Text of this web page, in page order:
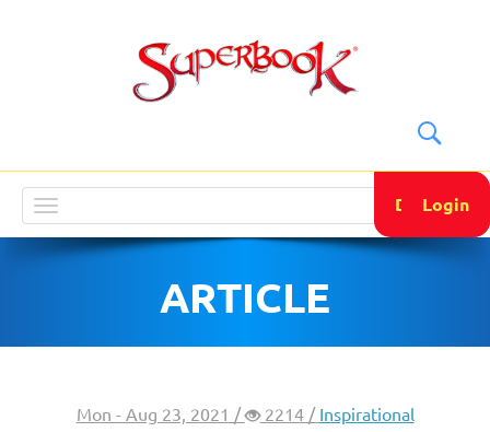
navigation
DONATE
Login
ARTICLE
Mon - Aug 23, 2021 / 2214 / Inspirational